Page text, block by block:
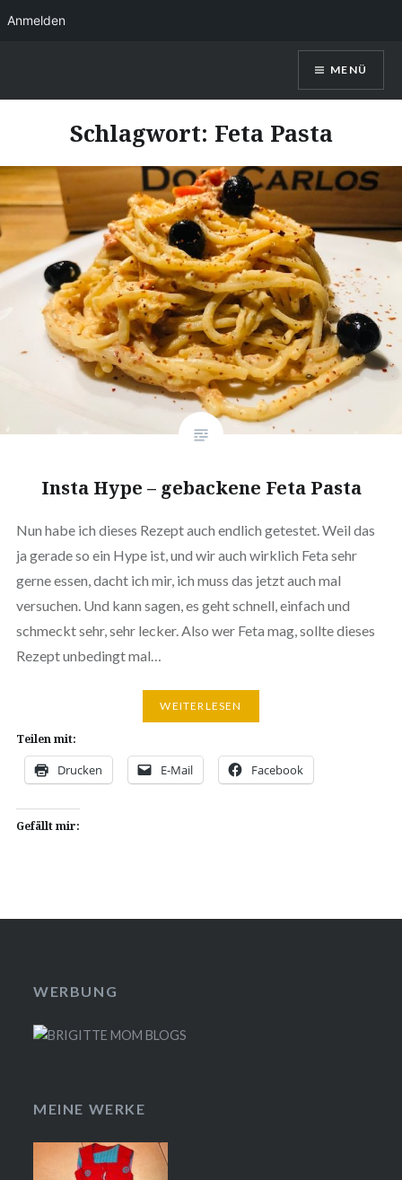
InhaltKerstin Christl
MENÜ
Schlagwort: Feta Pasta
Insta Hype – gebackene Feta Pasta
Nun habe ich dieses Rezept auch endlich getestet. Weil das
ja gerade so ein Hype ist, und wir auch wirklich Feta sehr
gerne essen, dacht ich mir, ich muss das jetzt auch mal
versuchen. Und kann sagen, es geht schnell, einfach und
schmeckt sehr, sehr lecker. Also wer Feta mag, sollte dieses
Rezept unbedingt mal…
WEITERLESEN
Teilen mit:
Drucken E-Mail Facebook
Gefällt mir:
WERBUNG
MEINE WERKE
Anmelden